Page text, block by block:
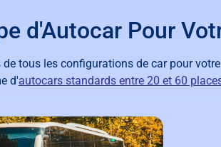
d'Autocar Pour
tous les configurations de car pour
d'autocars standards entre 20 et 60